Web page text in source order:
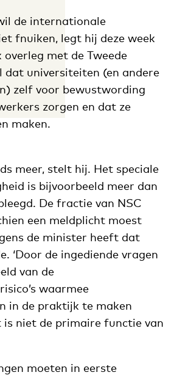
de internationale
fnuiken, legt hij deze week
met de Tweede
dat universiteiten (en andere
zelf voor bewustwording
zorgen en dat ze
maken.
meer, stelt hij. Het speciale
is bijvoorbeeld meer dan
De fractie van NSC
een meldplicht moest
de minister heeft dat
‘Door de ingediende vragen
van de
waarmee
in de praktijk te maken
is niet de primaire functie van
moeten in eerste